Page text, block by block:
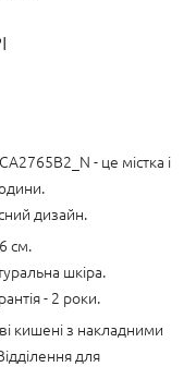
- це містка і
дизайн.
см.
шкіра.
- 2 роки.
кишені з накладними
для